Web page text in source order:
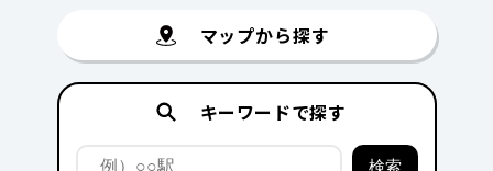
マップから探す
キーワードで探す